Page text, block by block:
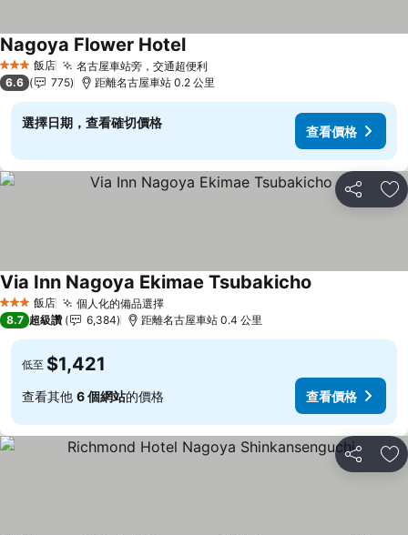
3 星級 飯店 名古屋車站旁，交通超便利查看價格
Nagoya Flower Hotel查看價格
6.6 775 距離名古屋車站 0.2 公里
選擇日期，查看確切價格
查看價格
分享 加
3 星級 飯店 個人化的備品選擇查看價格
Via Inn Nagoya Ekimae Tsubakicho
8.7 超級讚 6,384 距離名古屋車站 0.4 公里
低至 $1,421
查看其他 6 個網站的價格 查看價格
分享 加